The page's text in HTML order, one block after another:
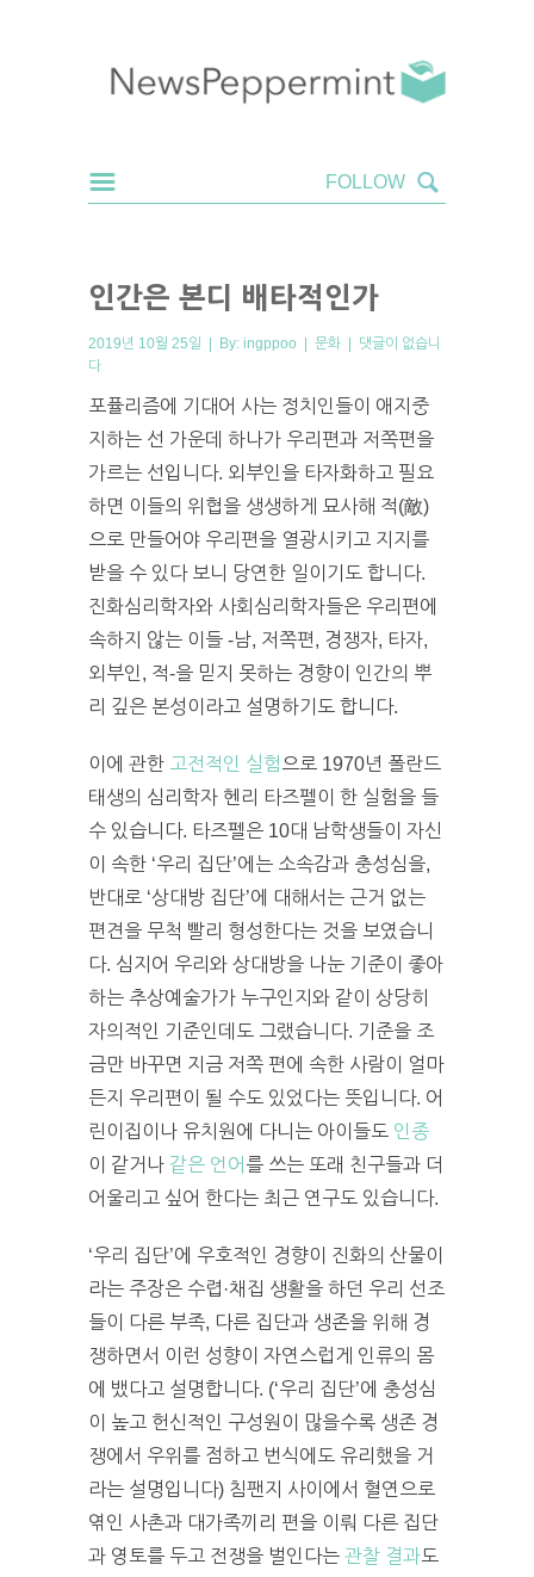
인간은 본디 배타적인가
2019년 10월 25일 | By: ingppoo | 문화 | 댓글이 없습니
다
포퓰리즘에 기대어 사는 정치인들이 애지중
지하는 선 가운데 하나가 우리편과 저쪽편을
가르는 선입니다. 외부인을 타자화하고 필요
하면 이들의 위협을 생생하게 묘사해 적(敵)
으로 만들어야 우리편을 열광시키고 지지를
받을 수 있다 보니 당연한 일이기도 합니다.
진화심리학자와 사회심리학자들은 우리편에
속하지 않는 이들 -남, 저쪽편, 경쟁자, 타자,
외부인, 적-을 믿지 못하는 경향이 인간의 뿌
리 깊은 본성이라고 설명하기도 합니다.
이에 관한 고전적인 실험으로 1970년 폴란드
태생의 심리학자 헨리 타즈펠이 한 실험을 들
수 있습니다. 타즈펠은 10대 남학생들이 자신
이 속한 ‘우리 집단’에는 소속감과 충성심을,
반대로 ‘상대방 집단’에 대해서는 근거 없는
편견을 무척 빨리 형성한다는 것을 보였습니
다. 심지어 우리와 상대방을 나눈 기준이 좋아
하는 추상예술가가 누구인지와 같이 상당히
자의적인 기준인데도 그랬습니다. 기준을 조
금만 바꾸면 지금 저쪽 편에 속한 사람이 얼마
든지 우리편이 될 수도 있었다는 뜻입니다. 어
린이집이나 유치원에 다니는 아이들도 인종
이 같거나 같은 언어 를 쓰는 또래 친구들과 더
어울리고 싶어 한다는 최근 연구도 있습니다.
‘우리 집단’에 우호적인 경향이 진화의 산물이
라는 주장은 수렵·채집 생활을 하던 우리 선조
들이 다른 부족, 다른 집단과 생존을 위해 경
쟁하면서 이런 성향이 자연스럽게 인류의 몸
에 뱄다고 설명합니다. (‘우리 집단’에 충성심
이 높고 헌신적인 구성원이 많을수록 생존 경
쟁에서 우위를 점하고 번식에도 유리했을 거
라는 설명입니다) 침팬지 사이에서 혈연으로
엮인 사촌과 대가족끼리 편을 이뤄 다른 집단
과 영토를 두고 전쟁을 벌인다는 관찰 결과도